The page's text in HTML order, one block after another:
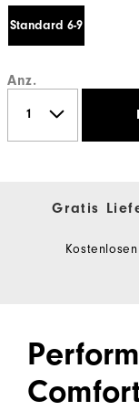
Standard 6-9
Anz.
Gratis